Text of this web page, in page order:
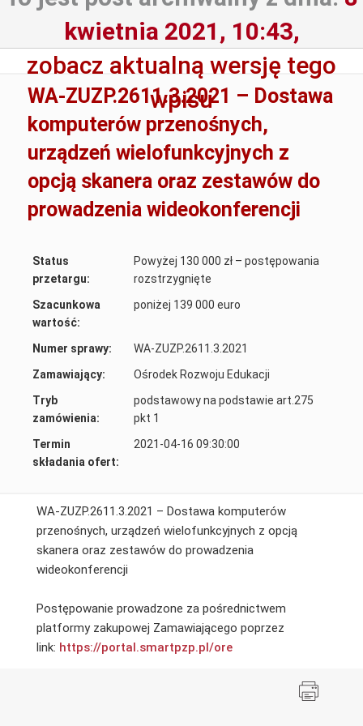
kwietnia 2021, 10:43,
zobacz aktualną wersję tego
wpisu
WA-ZUZP.2611.3.2021 – Dostawa
komputerów przenośnych,
urządzeń wielofunkcyjnych z
opcją skanera oraz zestawów do
prowadzenia wideokonferencji
Status
przetargu:
Powyżej 130 000 zł – postępowania
rozstrzygnięte
Szacunkowa
wartość:
poniżej 139 000 euro
Numer sprawy:
WA-ZUZP.2611.3.2021
Zamawiający:
Ośrodek Rozwoju Edukacji
Tryb
zamówienia:
podstawowy na podstawie art.275
pkt 1
Termin
składania ofert:
2021-04-16 09:30:00
WA-ZUZP.2611.3.2021 – Dostawa komputerów
przenośnych, urządzeń wielofunkcyjnych z opcją
skanera oraz zestawów do prowadzenia
wideokonferencji
Postępowanie prowadzone za pośrednictwem
platformy zakupowej Zamawiającego poprzez
link: https://portal.smartpzp.pl/ore